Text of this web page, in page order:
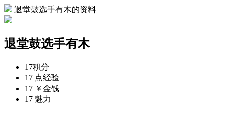
退堂鼓选手有木的资料
退堂鼓选手有木
17积分
17 点经验
17 ￥金钱
17 魅力